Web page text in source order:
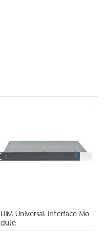
UIM Universal Interface Mo
dule